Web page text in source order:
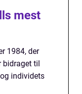
mest
1984, der
til
individets